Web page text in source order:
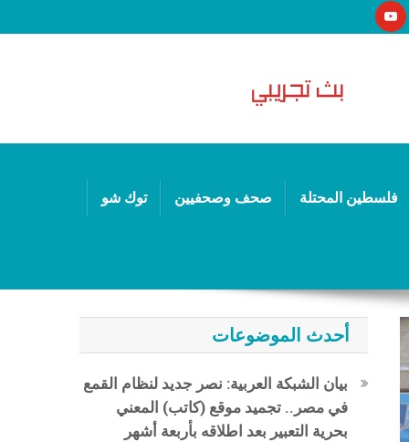
فلسطين المحتلة صحف وصحفيين توك شو
أحدث الموضوعات
بيان الشبكة العربية: نصر جديد لنظام القمع
في مصر.. تجميد موقع (كاتب) المعني
بحرية التعبير بعد اطلاقه بأربعة أشهر